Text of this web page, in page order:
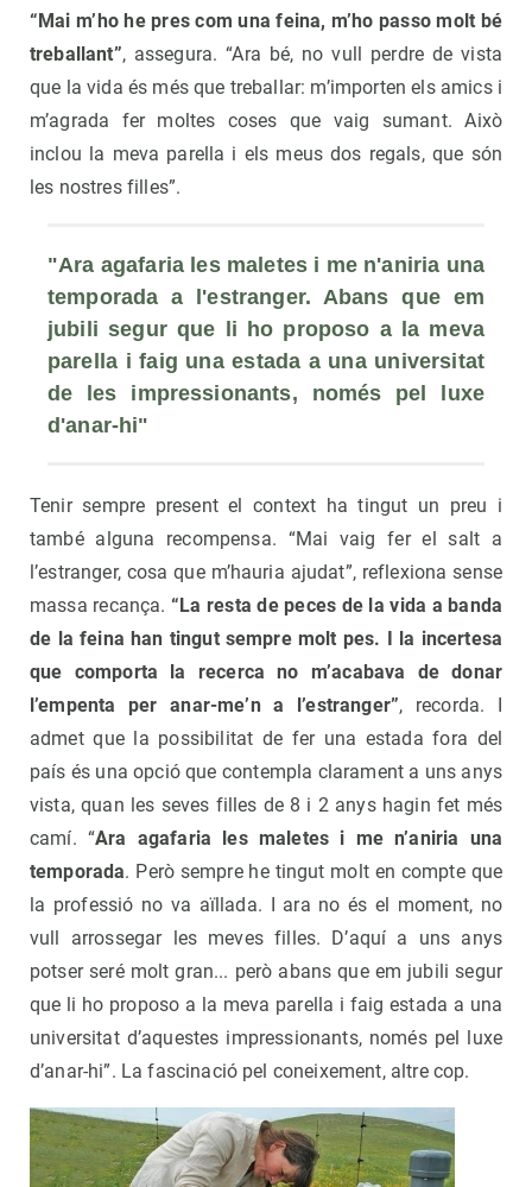
“Mai m’ho he pres com una feina, m’ho passo molt bé
treballant”, assegura. “Ara bé, no vull perdre de vista
que la vida és més que treballar: m’importen els amics i
m’agrada fer moltes coses que vaig sumant. Això
inclou la meva parella i els meus dos regals, que són
les nostres filles”.
"Ara agafaria les maletes i me n'aniria una
temporada a l'estranger. Abans que em
jubili segur que li ho proposo a la meva
parella i faig una estada a una universitat
de les impressionants, només pel luxe
d'anar-hi"
Tenir sempre present el context ha tingut un preu i
també alguna recompensa. “Mai vaig fer el salt a
l’estranger, cosa que m’hauria ajudat”, reflexiona sense
massa recança.“La resta de peces de la vida a banda
de la feina han tingut sempre molt pes. I la incertesa
que comporta la recerca no m’acabava de donar
l’empenta per anar-me’n a l’estranger”, recorda. I
admet que la possibilitat de fer una estada fora del
país és una opció que contempla clarament a uns anys
vista, quan les seves filles de 8 i 2 anys hagin fet més
camí. “Ara agafaria les maletes i me n’aniria una
temporada. Però sempre he tingut molt en compte que
la professió no va aïllada. I ara no és el moment, no
vull arrossegar les meves filles. D’aquí a uns anys
potser seré molt gran... però abans que em jubili segur
que li ho proposo a la meva parella i faig estada a una
universitat d’aquestes impressionants, només pel luxe
d’anar-hi”. La fascinació pel coneixement, altre cop.